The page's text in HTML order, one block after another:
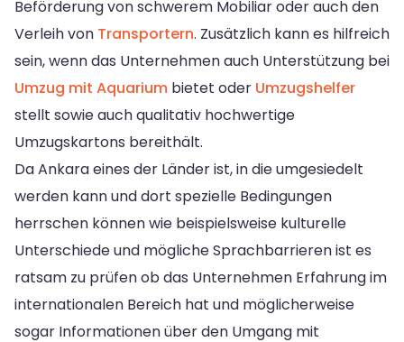
Beförderung von schwerem Mobiliar oder auch den
Verleih von Transportern. Zusätzlich kann es hilfreich
sein, wenn das Unternehmen auch Unterstützung bei
Umzug mit Aquarium bietet oder Umzugshelfer
stellt sowie auch qualitativ hochwertige
Umzugskartons bereithält.
Da Ankara eines der Länder ist, in die umgesiedelt
werden kann und dort spezielle Bedingungen
herrschen können wie beispielsweise kulturelle
Unterschiede und mögliche Sprachbarrieren ist es
ratsam zu prüfen ob das Unternehmen Erfahrung im
internationalen Bereich hat und möglicherweise
sogar Informationen über den Umgang mit